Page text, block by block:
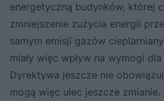
energetyczną budynków, której
zmniejszenie zużycia energii
samym emisji gazów
miały więc wpływ na wymogi
Dyrektywa jeszcze nie
mogą więc ulec jeszcze zmianie.